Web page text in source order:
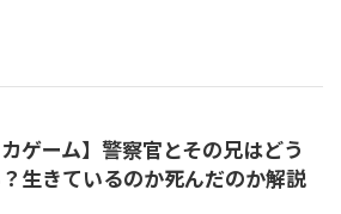
カゲーム】警察官とその兄はどう
生きているのか死んだのか解説